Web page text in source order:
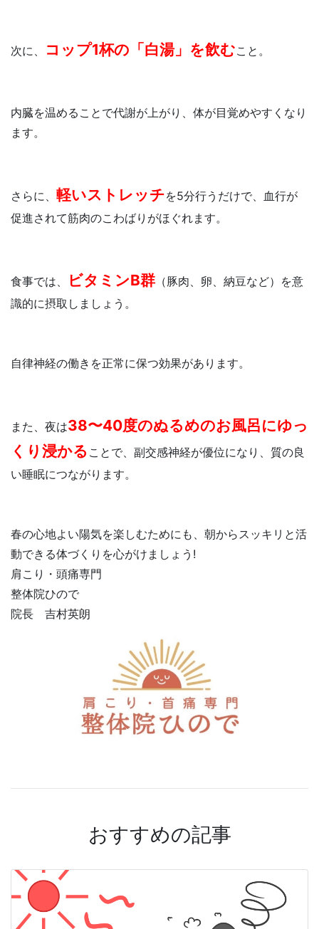
次に、 コップ1杯の「白湯」を飲むこと。
内臓を温めることで代謝が上がり、体が目覚めやすくなり
ます。
さらに、 軽いストレッチを5分行うだけで、血行が
促進されて筋肉のこわばりがほぐれます。
食事では、 ビタミンB群 （豚肉、卵、納豆など）を意
識的に摂取しましょう。
自律神経の働きを正常に保つ効果があります。
また、夜は38〜40度のぬるめのお風呂にゆっ
くり浸かる ことで、副交感神経が優位になり、質の良
い睡眠につながります。
春の心地よい陽気を楽しむためにも、朝からスッキリと活
動できる体づくりを心がけましょう!
肩こり・頭痛専門
整体院ひので
院長 吉村英朗
おすすめの記事